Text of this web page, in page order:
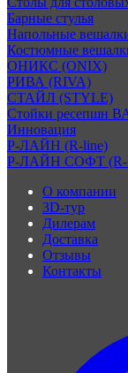
Барные стулья
Напольные
Костюмные
ОНИКС (ONIX)
РИВА (RIVA)
СТАЙЛ (STYLE)
Стойки ресепшн
Инновация
Р-ЛАЙН (R-line)
Р-ЛАЙН СОФТ (R-
О компании
3D-тур
Дилерам
Доставка
Отзывы
Контакты